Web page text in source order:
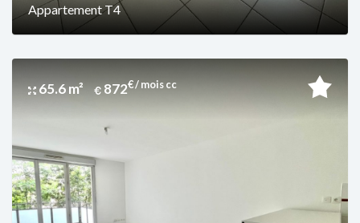
Appartement T4
65.6 m² 872€ / mois cc